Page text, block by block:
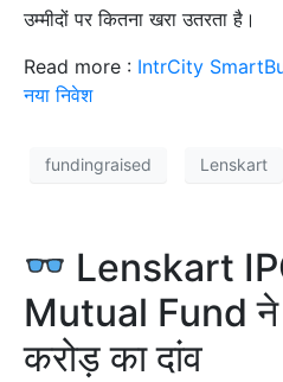
उम्मीदों पर कितना खरा उतरता है।
Read more : IntrCity
नया निवेश
fundingraised Lenskart
Lenskart
Mutual Fund ने
करोड़ का दांव